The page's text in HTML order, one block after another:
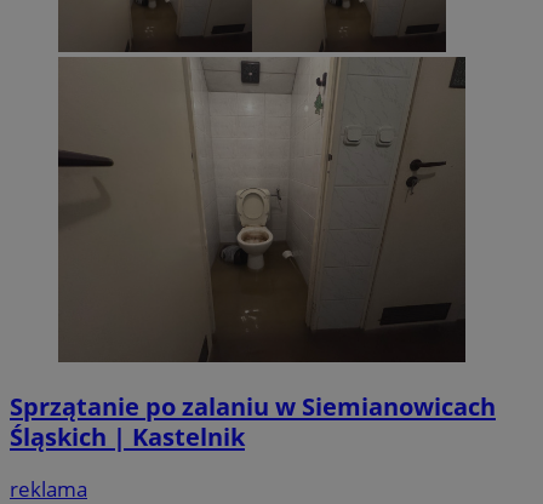
Sprzątanie po zalaniu w Siemianowicach
Śląskich | Kastelnik
reklama